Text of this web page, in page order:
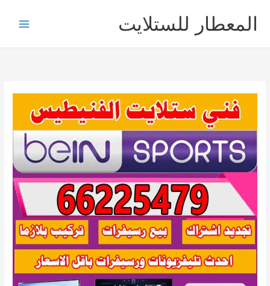
المحتوىالمعطار للستلايت